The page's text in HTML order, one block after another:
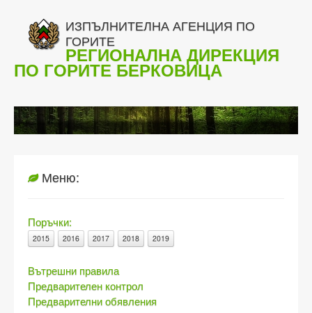
ИЗПЪЛНИТЕЛНА АГЕНЦИЯ ПО
ГОРИТЕ
РЕГИОНАЛНА ДИРЕКЦИЯ
ПО ГОРИТЕ БЕРКОВИЦА
Меню:
Поръчки:
2015 2016 2017 2018 2019
Вътрешни правила
Предварителен контрол
Предварителни обявления